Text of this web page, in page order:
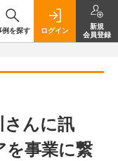
例を探す ログイン
新規
会員登録
さんに訊
を事業に繋